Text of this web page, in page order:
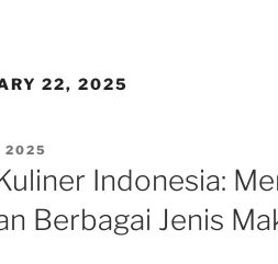
22, 2025
2025
Indonesia:
Berbagai Jenis